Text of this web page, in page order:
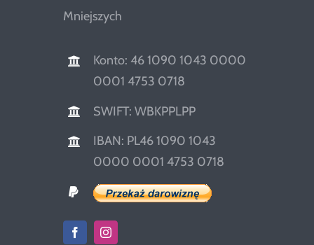
Mniejszych
Konto: 46 1090 1043 0000
0001 4753 0718
SWIFT: WBKPPLPP
IBAN: PL46 1090 1043
0000 0001 4753 0718